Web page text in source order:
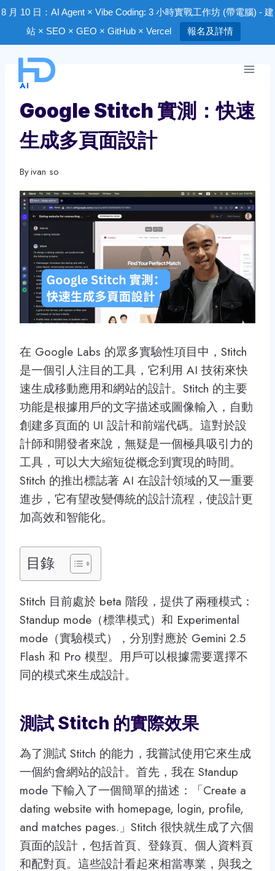
8 月 10 日：AI Agent × Vibe Coding: 3 小時實戰工作坊 (帶電腦) - 建
站 × SEO × GEO × GitHub × Vercel
報名及詳情
content
AI
Google Stitch 實測：快速
生成多頁面設計
Byivan so
在 Google Labs 的眾多實驗性項目中，Stitch
是一個引人注目的工具，它利用 AI 技術來快
速生成移動應用和網站的設計。Stitch 的主要
功能是根據用戶的文字描述或圖像輸入，自動
創建多頁面的 UI 設計和前端代碼。這對於設
計師和開發者來說，無疑是一個極具吸引力的
工具，可以大大縮短從概念到實現的時間。
Stitch 的推出標誌著 AI 在設計領域的又一重要
進步，它有望改變傳統的設計流程，使設計更
加高效和智能化。
目錄
Stitch 目前處於 beta 階段，提供了兩種模式：
Standup mode（標準模式）和 Experimental
mode（實驗模式），分別對應於 Gemini 2.5
Flash 和 Pro 模型。用戶可以根據需要選擇不
同的模式來生成設計。
測試 Stitch 的實際效果
為了測試 Stitch 的能力，我嘗試使用它來生成
一個約會網站的設計。首先，我在 Standup
mode 下輸入了一個簡單的描述：「Create a
dating website with homepage, login, profile,
and matches pages.」Stitch 很快就生成了六個
頁面的設計，包括首頁、登錄頁、個人資料頁
和配對頁。這些設計看起來相當專業，與我之